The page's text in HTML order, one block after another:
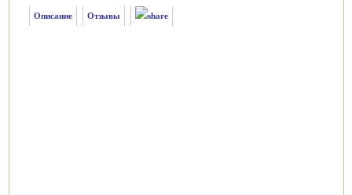
Описание Отзывы